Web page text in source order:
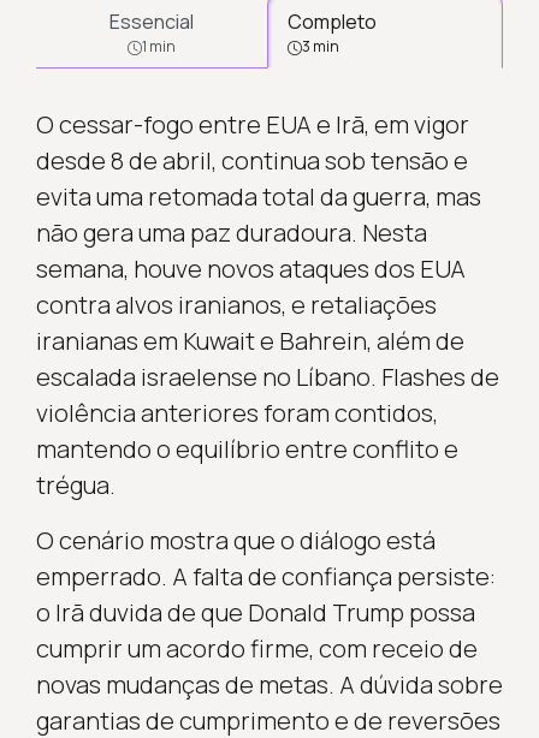
Essencial
1 min
Completo
3 min
O cessar-fogo entre EUA e Irã, em vigor
desde 8 de abril, continua sob tensão e
evita uma retomada total da guerra, mas
não gera uma paz duradoura. Nesta
semana, houve novos ataques dos EUA
contra alvos iranianos, e retaliações
iranianas em Kuwait e Bahrein, além de
escalada israelense no Líbano. Flashes de
violência anteriores foram contidos,
mantendo o equilíbrio entre conflito e
trégua.
O cenário mostra que o diálogo está
emperrado. A falta de confiança persiste:
o Irã duvida de que Donald Trump possa
cumprir um acordo firme, com receio de
novas mudanças de metas. A dúvida sobre
garantias de cumprimento e de reversões